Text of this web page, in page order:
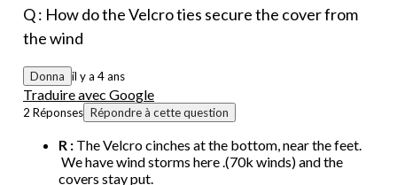
Q : How do the Velcro ties secure the cover from
the wind
Donna il y a 4 ans
Traduire avec Google
2 Réponses Répondre à cette question
R : The Velcro cinches at the bottom, near the feet.
We have wind storms here .(70k winds) and the
covers stay put.